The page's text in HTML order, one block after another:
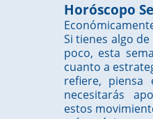
Horóscopo
Si tienes algo
poco, esta
cuanto a
refiere, piensa
necesitarás
estos